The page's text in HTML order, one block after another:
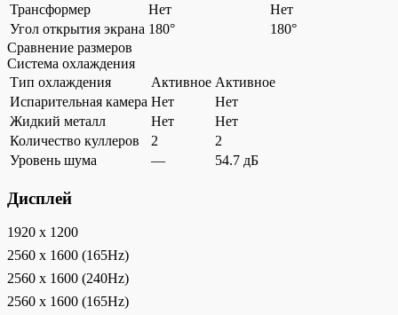
Трансформер
Нет
Нет
Угол открытия экрана 180°
180°
Сравнение размеров
Система охлаждения
Тип охлаждения
Активное Активное
Испарительная камера Нет
Нет
Жидкий металл
Нет
Нет
Количество куллеров
2
2
Уровень шума
— 54.7 дБ
Дисплей
1920 x 1200
2560 x 1600 (165Hz)
2560 x 1600 (240Hz)
2560 x 1600 (165Hz)